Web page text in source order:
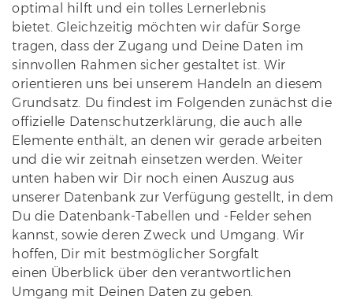
optimal hilft und ein tolles Lernerlebnis
bietet. Gleichzeitig möchten wir dafür Sorge
tragen, dass der Zugang und Deine Daten im
sinnvollen Rahmen sicher gestaltet ist. Wir
orientieren uns bei unserem Handeln an diesem
Grundsatz. Du findest im Folgenden zunächst die
offizielle Datenschutzerklärung, die auch alle
Elemente enthält, an denen wir gerade arbeiten
und die wir zeitnah einsetzen werden. Weiter
unten haben wir Dir noch einen Auszug aus
unserer Datenbank zur Verfügung gestellt, in dem
Du die Datenbank-Tabellen und -Felder sehen
kannst, sowie deren Zweck und Umgang. Wir
hoffen, Dir mit bestmöglicher Sorgfalt
einen Überblick über den verantwortlichen
Umgang mit Deinen Daten zu geben.